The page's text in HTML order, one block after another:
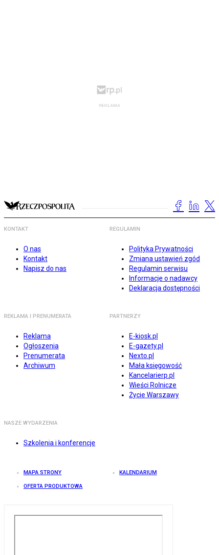
KONTAKT
O nas
Kontakt
Napisz do nas
REGULAMIN
Polityka Prywatności
Zmiana ustawień zgód
Regulamin serwisu
Informacje o nadawcy
Deklaracja dostępności
REKLAMA I PRENUMERATA
Reklama
Ogłoszenia
Prenumerata
Archiwum
PARTNERZY
E-kiosk.pl
E-gazety.pl
Nexto.pl
Mała księgowość
Kancelarierp.pl
Wieści Rolnicze
Życie Warszawy
NASZE WYDARZENIA
Szkolenia i konferencje
MAPA STRONY KALENDARIUM
OFERTA PRODUKTOWA